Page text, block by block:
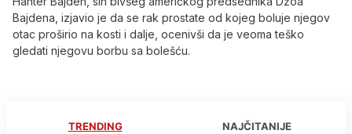
Bajdena, izjavio je da se rak prostate od kojeg boluje njegov
otac proširio na kosti i dalje, ocenivši da je veoma teško
gledati njegovu borbu sa bolešću.
TRENDING NAJČITANIJE